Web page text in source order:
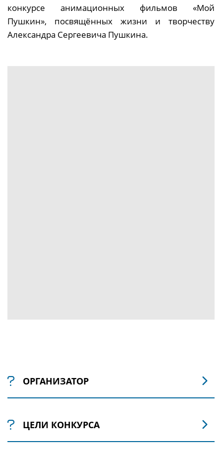
конкурсе анимационных фильмов «Мой
Пушкин», посвящённых жизни и творчеству
Александра Сергеевича Пушкина.
ОРГАНИЗАТОР
искусств Новосибирской государственной областной
ЦЕЛИ КОНКУРСА